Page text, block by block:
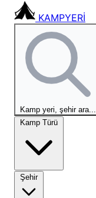
KAMPYERİ
Kamp yeri, şehir ara...
Kamp Türü
Şehir